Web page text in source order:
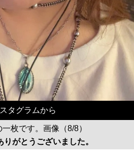
タグラムから
枚です。画像（8/8）
りがとうございました。